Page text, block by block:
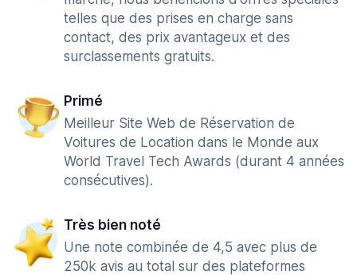
telles que des prises en charge sans
contact, des prix avantageux et des
surclassements gratuits.
Primé
Meilleur Site Web de Réservation de
Voitures de Location dans le Monde aux
World Travel Tech Awards (durant 4 années
consécutives).
Très bien noté
Une note combinée de 4,5 avec plus de
250k avis au total sur des plateformes